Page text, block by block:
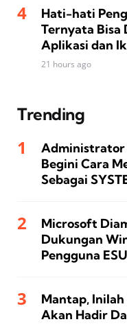
Hati-hati
Ternyata Bisa
Aplikasi dan
21 hours ago
Trending
Administrator
Begini Cara
Sebagai
Microsoft
Dukungan
Pengguna
Mantap, Inilah
Akan Hadir